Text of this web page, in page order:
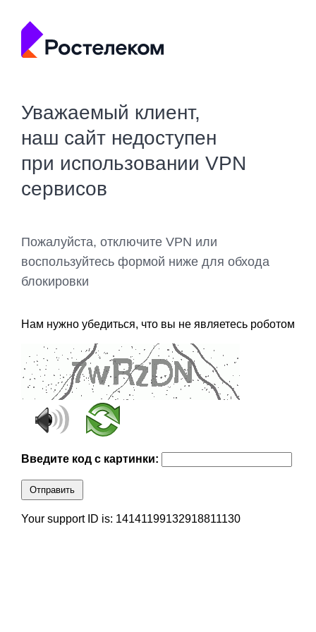
Уважаемый клиент,
наш сайт недоступен
при использовании VPN
сервисов
Пожалуйста, отключите VPN или
воспользуйтесь формой ниже для обхода
блокировки
Нам нужно убедиться, что вы не являетесь роботом
Введите код с картинки:
Отправить
Your support ID is: 14141199132918811130